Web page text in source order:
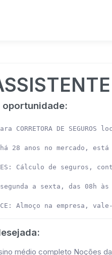
oportunidade:
CORRETORA DE
há 28 anos no mercado,
Cálculo de seguros,
segunda a sexta, das 08h
Almoço na
médio completo Noções